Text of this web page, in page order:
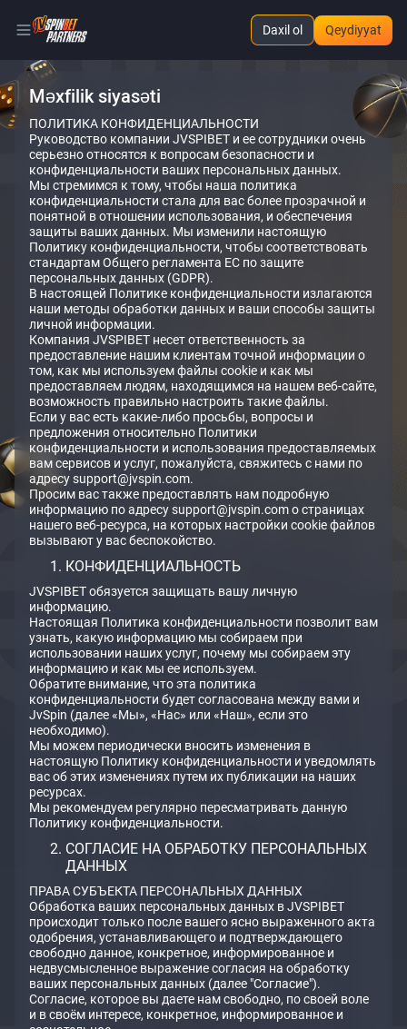
Daxil ol Qeydiyyat
Məxfilik siyasəti
ПОЛИТИКА КОНФИДЕНЦИАЛЬНОСТИ
Руководство компании JVSPIBET и ее сотрудники очень
серьезно относятся к вопросам безопасности и
конфиденциальности ваших персональных данных.
Мы стремимся к тому, чтобы наша политика
конфиденциальности стала для вас более прозрачной и
понятной в отношении использования, и обеспечения
защиты ваших данных. Мы изменили настоящую
Политику конфиденциальности, чтобы соответствовать
стандартам Общего регламента ЕС по защите
персональных данных (GDPR).
В настоящей Политике конфиденциальности излагаются
наши методы обработки данных и ваши способы защиты
личной информации.
Компания JVSPIBET несет ответственность за
предоставление нашим клиентам точной информации о
том, как мы используем файлы cookie и как мы
предоставляем людям, находящимся на нашем веб-сайте,
возможность правильно настроить такие файлы.
Если у вас есть какие-либо просьбы, вопросы и
предложения относительно Политики
конфиденциальности и использования предоставляемых
вам сервисов и услуг, пожалуйста, свяжитесь с нами по
адресу support@jvspin.com.
Просим вас также предоставлять нам подробную
информацию по адресу support@jvspin.com о страницах
нашего веб-ресурса, на которых настройки cookie файлов
вызывают у вас беспокойство.
КОНФИДЕНЦИАЛЬНОСТЬ
JVSPIBET обязуется защищать вашу личную
информацию.
Настоящая Политика конфиденциальности позволит вам
узнать, какую информацию мы собираем при
использовании наших услуг, почему мы собираем эту
информацию и как мы ее используем.
Обратите внимание, что эта политика
конфиденциальности будет согласована между вами и
JvSpin (далее «Мы», «Нас» или «Наш», если это
необходимо).
Мы можем периодически вносить изменения в
настоящую Политику конфиденциальности и уведомлять
вас об этих изменениях путем их публикации на наших
ресурсах.
Мы рекомендуем регулярно пересматривать данную
Политику конфиденциальности.
СОГЛАСИЕ НА ОБРАБОТКУ ПЕРСОНАЛЬНЫХ
ДАННЫХ
ПРАВА СУБЪЕКТА ПЕРСОНАЛЬНЫХ ДАННЫХ
Обработка ваших персональных данных в JVSPIBET
происходит только после вашего ясно выраженного акта
одобрения, устанавливающего и подтверждающего
свободно данное, конкретное, информированное и
недвусмысленное выражение согласия на обработку
ваших персональных данных (далее "Согласие").
Согласие, которое вы даете нам свободно, по своей воле
и в своём интересе, конкретное, информированное и